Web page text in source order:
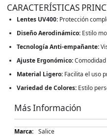
CARACTERÍSTICAS
Lentes UV400: Protección
Diseño Aerodinámico: Estilo
Tecnología Anti-empañante:
Ajuste Ergonómico:
Material Ligero: Facilita el uso
Variedad de Colores: Estilo
Más Información
Más
Salice